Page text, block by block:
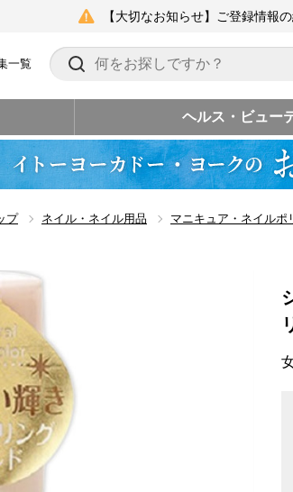
【大切なお知らせ】ご登録情報
一覧
ヘルス・ビュー
プ ネイル・ネイル用品 マニキュア・ネイルポ